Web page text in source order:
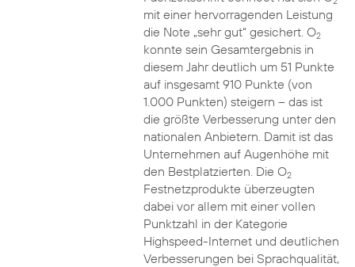
mit einer hervorragenden Leistung
die Note „sehr gut“ gesichert. O2
konnte sein Gesamtergebnis in
diesem Jahr deutlich um 51 Punkte
auf insgesamt 910 Punkte (von
1.000 Punkten) steigern – das ist
die größte Verbesserung unter den
nationalen Anbietern. Damit ist das
Unternehmen auf Augenhöhe mit
den Bestplatzierten. Die O2
Festnetzprodukte überzeugten
dabei vor allem mit einer vollen
Punktzahl in der Kategorie
Highspeed-Internet und deutlichen
Verbesserungen bei Sprachqualität,